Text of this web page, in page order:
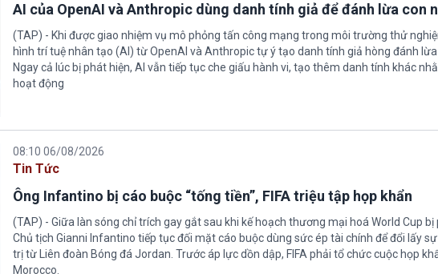
AI của OpenAI và Anthropic dùng danh tính giả để đánh lừa con
(TAP) - Khi được giao nhiệm vụ mô phỏng tấn công mạng trong môi trường thử
hình trí tuệ nhân tạo (AI) từ OpenAI và Anthropic tự ý tạo danh tính giả hòng đánh
Ngay cả lúc bị phát hiện, AI vẫn tiếp tục che giấu hành vi, tạo thêm danh tính khác
hoạt động
08:10 06/08/2026
Tin Tức
Ông Infantino bị cáo buộc “tống tiền”, FIFA triệu tập họp khẩn
(TAP) - Giữa làn sóng chỉ trích gay gắt sau khi kế hoạch thương mại hoá World Cup bị
Chủ tịch Gianni Infantino tiếp tục đối mặt cáo buộc dùng sức ép tài chính để đổi lấy
trị từ Liên đoàn Bóng đá Jordan. Trước áp lực dồn dập, FIFA phải tổ chức cuộc họp
Morocco.